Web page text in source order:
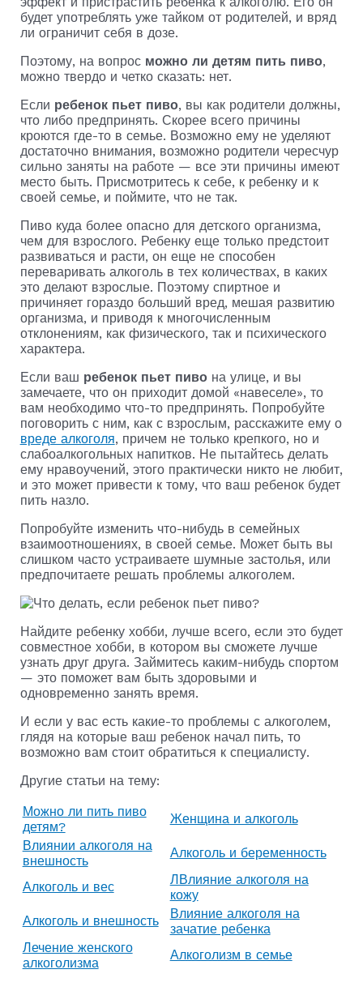
будет употреблять уже тайком от родителей, и вряд
ли ограничит себя в дозе.
Поэтому, на вопрос можно ли детям пить пиво,
можно твердо и четко сказать: нет.
Если ребенок пьет пиво, вы как родители должны,
что либо предпринять. Скорее всего причины
кроются где-то в семье. Возможно ему не уделяют
достаточно внимания, возможно родители чересчур
сильно заняты на работе — все эти причины имеют
место быть. Присмотритесь к себе, к ребенку и к
своей семье, и поймите, что не так.
Пиво куда более опасно для детского организма,
чем для взрослого. Ребенку еще только предстоит
развиваться и расти, он еще не способен
переваривать алкоголь в тех количествах, в каких
это делают взрослые. Поэтому спиртное и
причиняет гораздо больший вред, мешая развитию
организма, и приводя к многочисленным
отклонениям, как физического, так и психического
характера.
Если ваш ребенок пьет пивона улице, и вы
замечаете, что он приходит домой «навеселе», то
вам необходимо что-то предпринять. Попробуйте
поговорить с ним, как с взрослым, расскажите ему о
вреде алкоголя, причем не только крепкого, но и
слабоалкогольных напитков. Не пытайтесь делать
ему нравоучений, этого практически никто не любит,
и это может привести к тому, что ваш ребенок будет
пить назло.
Попробуйте изменить что-нибудь в семейных
взаимоотношениях, в своей семье. Может быть вы
слишком часто устраиваете шумные застолья, или
предпочитаете решать проблемы алкоголем.
Найдите ребенку хобби, лучше всего, если это будет
совместное хобби, в котором вы сможете лучше
узнать друг друга. Займитесь каким-нибудь спортом
— это поможет вам быть здоровыми и
одновременно занять время.
И если у вас есть какие-то проблемы с алкоголем,
глядя на которые ваш ребенок начал пить, то
возможно вам стоит обратиться к специалисту.
Другие статьи на тему:
Можно ли пить пиво
детям?
Женщина и алкоголь
Влиянии алкоголя на
внешность
Алкоголь и беременность
Алкоголь и вес
ЛВлияние алкоголя на
кожу
Алкоголь и внешность
Влияние алкоголя на
зачатие ребенка
Лечение женского
алкоголизма
Алкоголизм в семье